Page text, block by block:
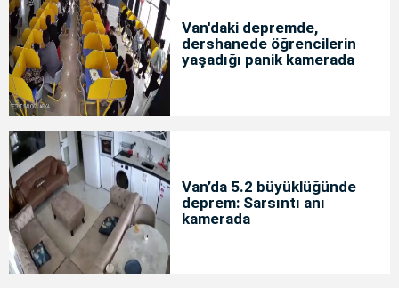
Van'daki depremde,
dershanede öğrencilerin
yaşadığı panik kamerada
Van’da 5.2 büyüklüğünde
deprem: Sarsıntı anı
kamerada